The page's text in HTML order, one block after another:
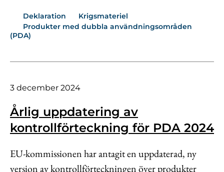
Deklaration
Krigsmateriel
Produkter med dubbla användningsområden
(PDA)
3 december 2024
Årlig uppdatering av
kontrollförteckning för PDA 2024
EU-kommissionen har antagit en uppdaterad, ny
version av kontrollförteckningen över produkter